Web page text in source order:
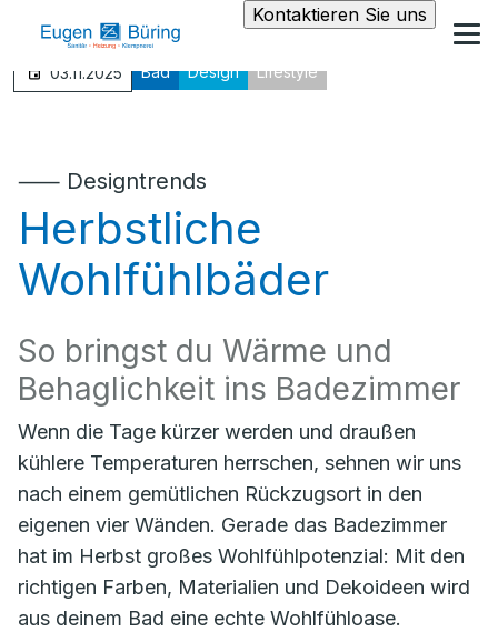
Kontaktieren Sie uns
03.11.2025 Bad Design Lifestyle
⸺ Designtrends
Herbstliche
Wohlfühlbäder
So bringst du Wärme und
Behaglichkeit ins Badezimmer
Wenn die Tage kürzer werden und draußen
kühlere Temperaturen herrschen, sehnen wir uns
nach einem gemütlichen Rückzugsort in den
eigenen vier Wänden. Gerade das Badezimmer
hat im Herbst großes Wohlfühlpotenzial: Mit den
richtigen Farben, Materialien und Dekoideen wird
aus deinem Bad eine echte Wohlfühloase.